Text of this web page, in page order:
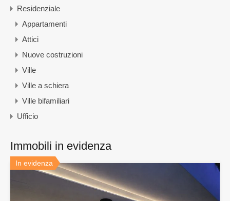
Residenziale
Appartamenti
Attici
Nuove costruzioni
Ville
Ville a schiera
Ville bifamiliari
Ufficio
Immobili in evidenza
In evidenza